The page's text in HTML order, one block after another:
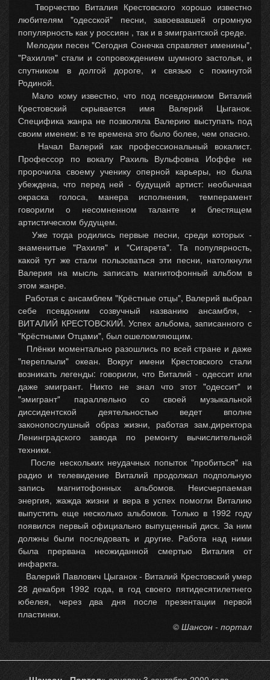
Творчество Виталия Крестовского хорошо известно
любителям "одесской" песни, завоевавшей огромную
популярность как у россиян , так и в эмигрантской среде.
Мелодии песен "Сегодня Сонечка справляет именины",
"Рахилля" стали и сопровождением шумного застолья, и
спутником в долгой дороге, и связью с покинутой
Родиной.
Мало кому известно, что под псевдонимом Виталий
Крестовский скрывается имя Валерий Цыганок.
Специфика жанра не позволяла Валерию выступать под
своим именем: в те времена это было более, чем опасно.
Начал Валерий как профессиональный вокалист.
Профессор по вокалу Рахиль Вульфовна Иоффе не
пророчила своему ученику оперной карьеры, но была
убеждена, что перед ней - будущий артист: необычная
окраска голоса, манера исполнения, темперамент
говорили о несомненном таланте и блестящем
артистическом будущем.
Уже тогда родились первые песни, среди которых -
знаменитые "Рахиля" и "Сигарета". Та популярность,
какой тут же стали пользоваться эти песни, натолкнули
Валерия на мысль записать магнитофонный альбом в
этом жанре.
Работая с ансамблем "Крёстные отцы", Валерий выбрал
себе псевдоним созвучный названию ансамбля, -
ВИТАЛИЙ КРЕСТОВСКИЙ. Успех альбома, записанного с
"Крёстными Отцами", был ошеломляющим.
Плёнки моментально разошлись по всей стране и даже
"переплыли" океан. Вокруг имени Крестовского стали
возникать легенды: говорили, что Виталий - одессит или
даже эмигрант. Никто не знал что этот "одессит" и
"эмигрант" параллельно со своей музыкальной
диссидентской деятельностью ведет вполне
законопослушный образ жизни, работая зам.директора
Ленинградского завода по ремонту вычислительной
техники.
После нескольких неудачных попыток "пробиться" на
радио и телевидение Виталий продолжал подпольную
запись магнитофонных альбомов. Неисчерпаемая
энергия, жажда жизни и вера в успех помогли Виталию
выпустить еще несколько альбомов. Только в 1992 году
появился первый официально выпущенный диск. За ним
должны были последовать и другие. Работа над ними
была прервана неожиданной смертью Виталия от
инфаркта.
Валерий Павлович Цыганок - Виталий Крестовский умер
28 декабря 1992 года, в год своего пятидесятилетнего
юбелея, через два дня после презентации первой
пластинки.
© Шансон - портал